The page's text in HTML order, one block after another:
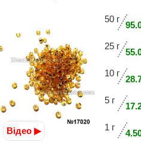
Відео ▶
50 г
25 г
10 г
5 г
1 г